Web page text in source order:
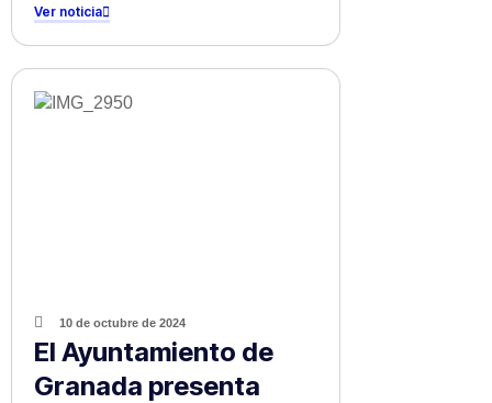
Ver noticia
10 de octubre de 2024
El Ayuntamiento de
Granada presenta